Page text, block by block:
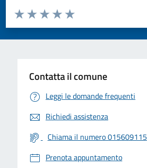
Valuta da 1 a 5 stelle la pagina
Valuta 5 stelle su 5
Valuta 4 stelle su 5
Valuta 3 stelle su 5
Valuta 2 stelle su 5
Valuta 1 stelle su 5
Contatta il comune
Leggi le domande frequenti
Richiedi assistenza
Chiama il numero 015609115
Prenota appuntamento